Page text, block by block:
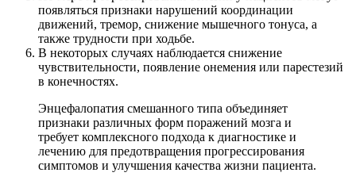
появляться признаки нарушений координации
движений, тремор, снижение мышечного тонуса, а
также трудности при ходьбе.
В некоторых случаях наблюдается снижение
чувствительности, появление онемения или парестезий
в конечностях.
Энцефалопатия смешанного типа объединяет
признаки различных форм поражений мозга и
требует комплексного подхода к диагностике и
лечению для предотвращения прогрессирования
симптомов и улучшения качества жизни пациента.